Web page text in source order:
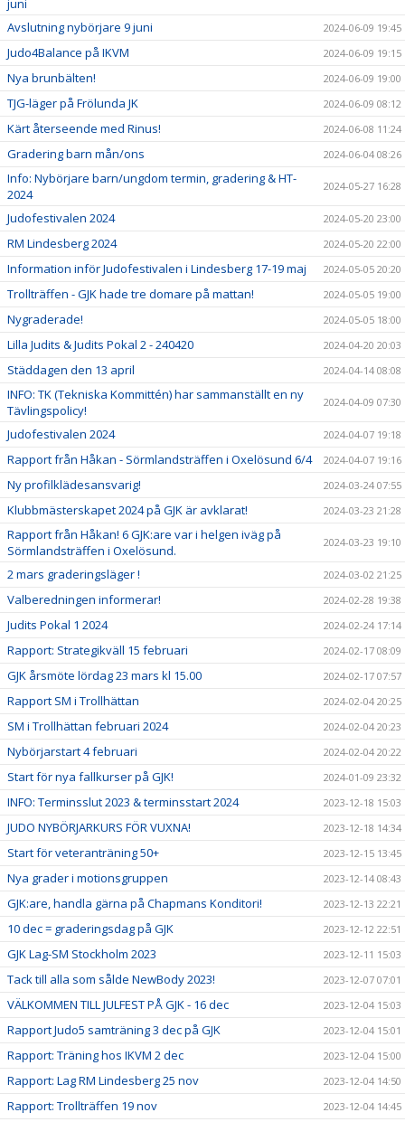
juni
Avslutning nybörjare 9 juni 2024-06-09 19:45
Judo4Balance på IKVM 2024-06-09 19:15
Nya brunbälten! 2024-06-09 19:00
TJG-läger på Frölunda JK 2024-06-09 08:12
Kärt återseende med Rinus! 2024-06-08 11:24
Gradering barn mån/ons 2024-06-04 08:26
Info: Nybörjare barn/ungdom termin, gradering & HT-
2024
2024-05-27 16:28
Judofestivalen 2024 2024-05-20 23:00
RM Lindesberg 2024 2024-05-20 22:00
Information inför Judofestivalen i Lindesberg 17-19 maj 2024-05-05 20:20
Trollträffen - GJK hade tre domare på mattan! 2024-05-05 19:00
Nygraderade! 2024-05-05 18:00
Lilla Judits & Judits Pokal 2 - 240420 2024-04-20 20:03
Städdagen den 13 april 2024-04-14 08:08
INFO: TK (Tekniska Kommittén) har sammanställt en ny
Tävlingspolicy!
2024-04-09 07:30
Judofestivalen 2024 2024-04-07 19:18
Rapport från Håkan - Sörmlandsträffen i Oxelösund 6/4 2024-04-07 19:16
Ny profilklädesansvarig! 2024-03-24 07:55
Klubbmästerskapet 2024 på GJK är avklarat! 2024-03-23 21:28
Rapport från Håkan! 6 GJK:are var i helgen iväg på
Sörmlandsträffen i Oxelösund.
2024-03-23 19:10
2 mars graderingsläger ! 2024-03-02 21:25
Valberedningen informerar! 2024-02-28 19:38
Judits Pokal 1 2024 2024-02-24 17:14
Rapport: Strategikväll 15 februari 2024-02-17 08:09
GJK årsmöte lördag 23 mars kl 15.00 2024-02-17 07:57
Rapport SM i Trollhättan 2024-02-04 20:25
SM i Trollhättan februari 2024 2024-02-04 20:23
Nybörjarstart 4 februari 2024-02-04 20:22
Start för nya fallkurser på GJK! 2024-01-09 23:32
INFO: Terminsslut 2023 & terminsstart 2024 2023-12-18 15:03
JUDO NYBÖRJARKURS FÖR VUXNA! 2023-12-18 14:34
Start för veteranträning 50+ 2023-12-15 13:45
Nya grader i motionsgruppen 2023-12-14 08:43
GJK:are, handla gärna på Chapmans Konditori! 2023-12-13 22:21
10 dec = graderingsdag på GJK 2023-12-12 22:51
GJK Lag-SM Stockholm 2023 2023-12-11 15:03
Tack till alla som sålde NewBody 2023! 2023-12-07 07:01
VÄLKOMMEN TILL JULFEST PÅ GJK - 16 dec 2023-12-04 15:03
Rapport Judo5 samträning 3 dec på GJK 2023-12-04 15:01
Rapport: Träning hos IKVM 2 dec 2023-12-04 15:00
Rapport: Lag RM Lindesberg 25 nov 2023-12-04 14:50
Rapport: Trollträffen 19 nov 2023-12-04 14:45